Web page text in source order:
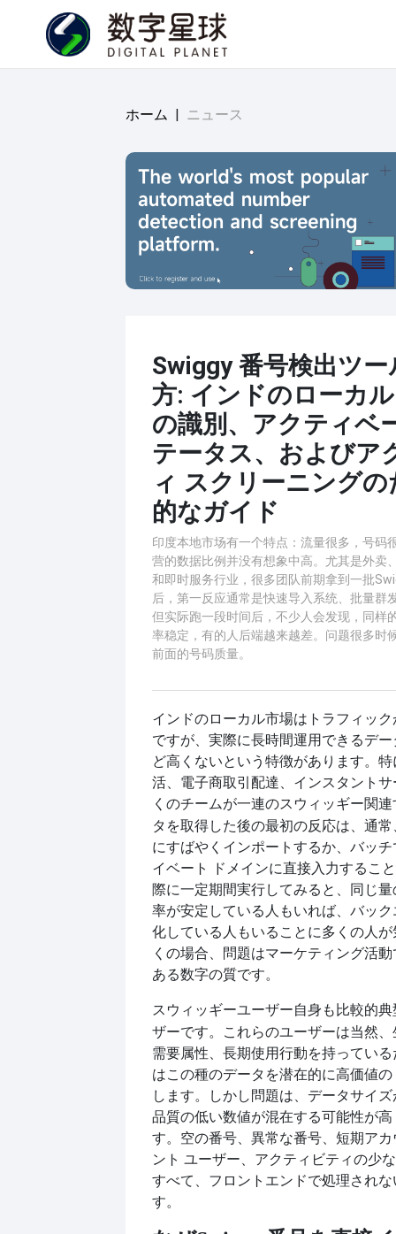
ホーム | ニュース
Swiggy 番号検出ツ
方: インドのローカ
の識別、アクティベ
テータス、およびア
ィ スクリーニング
的なガイド
印度本地市场有一个特点：流量很多，号码
营的数据比例并没有想象中高。尤其是外卖
和即时服务行业，很多团队前期拿到一批
后，第一反应通常是快速导入系统、批量群
但实际跑一段时间后，不少人会发现，同样
率稳定，有的人后端越来越差。问题很多时
前面的号码质量。
インドのローカル市場はトラフィッ
ですが、実際に長時間運用できるデ
ど高くないという特徴があります。
活、電子商取引配達、インスタント
くのチームが一連のスウィッギー関連
タを取得した後の最初の反応は、通
にすばやくインポートするか、バッ
イベート ドメインに直接入力するこ
際に一定期間実行してみると、同じ
率が安定している人もいれば、バッ
化している人もいることに多くの人
くの場合、問題はマーケティング活
ある数字の質です。
スウィッギーユーザー自身も比較的
ザーです。これらのユーザーは当然
需要属性、長期使用行動を持ってい
はこの種のデータを潜在的に高価値
します。しかし問題は、データサイ
品質の低い数値が混在する可能性が
す。空の番号、異常な番号、短期ア
ント ユーザー、アクティビティの少
すべて、フロントエンドで処理され
す。